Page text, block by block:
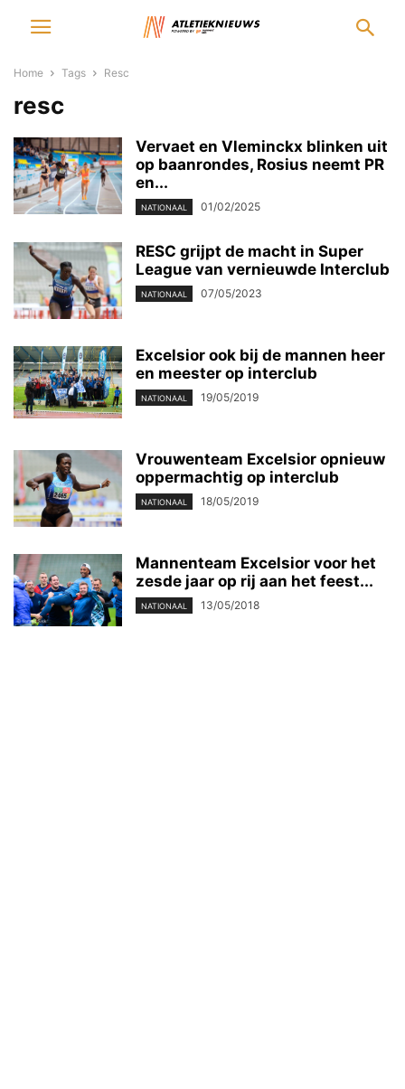
Home Tags Resc
resc
Vervaet en Vleminckx blinken uit
op baanrondes, Rosius neemt PR
en...
NATIONAAL 01/02/2025
RESC grijpt de macht in Super
League van vernieuwde Interclub
NATIONAAL 07/05/2023
Excelsior ook bij de mannen heer
en meester op interclub
NATIONAAL 19/05/2019
Vrouwenteam Excelsior opnieuw
oppermachtig op interclub
NATIONAAL 18/05/2019
Mannenteam Excelsior voor het
zesde jaar op rij aan het feest...
NATIONAAL 13/05/2018